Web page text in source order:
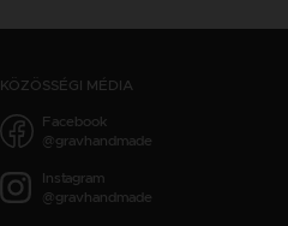
KÖZÖSSÉGI MÉDIA
Facebook
@gravhandmade
Instagram
@gravhandmade